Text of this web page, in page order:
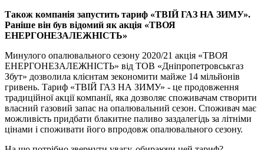
Також компанія запустить тариф «ТВІЙ ГАЗ НА ЗИМУ».
Раніше він був відомий як акція «ТВОЯ
ЕНЕРГОНЕЗАЛЕЖНІСТЬ»
Минулого опалювального сезону 2020/21 акція «ТВОЯ
ЕНЕРГОНЕЗАЛЕЖНІСТЬ» від ТОВ «Дніпропетровськгаз
Збут» дозволила клієнтам зекономити майже 14 мільйонів
гривень. Тариф «ТВІЙ ГАЗ НА ЗИМУ» - це продовження
традиційної акції компанії, яка дозволяє споживачам створити
власний газовий запас на опалювальний сезон. Споживач має
можливість придбати блакитне паливо заздалегідь за літніми
цінами і споживати його впродовж опалювального сезону.